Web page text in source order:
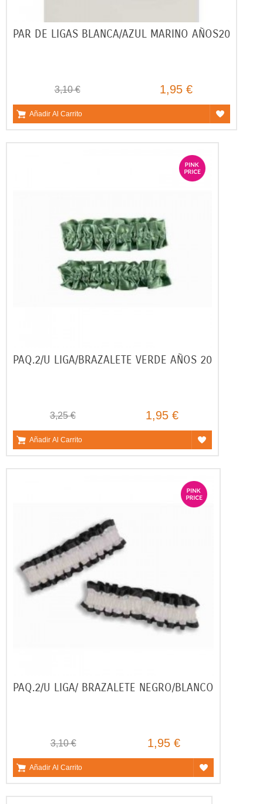
PAR DE LIGAS BLANCA/AZUL MARINO AÑOS20
3,10 € 1,95 €
Añadir Al Carrito
PAQ.2/U LIGA/BRAZALETE VERDE AÑOS 20
3,25 € 1,95 €
Añadir Al Carrito
PAQ.2/U LIGA/ BRAZALETE NEGRO/BLANCO
3,10 € 1,95 €
Añadir Al Carrito